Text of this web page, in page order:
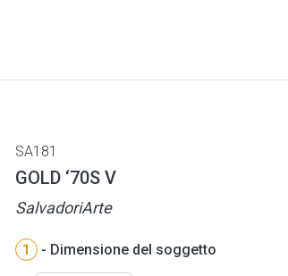
SA181
GOLD ‘70S V
SalvadoriArte
1 - Dimensione del soggetto